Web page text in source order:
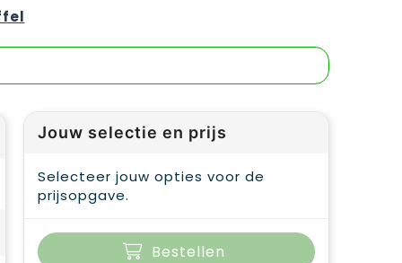
Jouw selectie en prijs
Selecteer jouw opties voor de
prijsopgave.
Bestellen